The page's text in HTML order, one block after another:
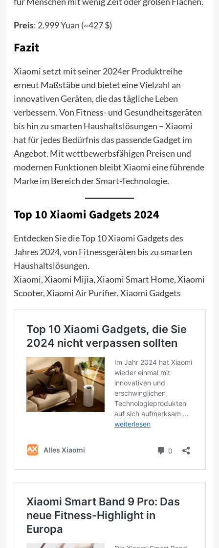
Preis: 2.999 Yuan (~427 $)
Fazit
Xiaomi setzt mit seiner 2024er Produktreihe
erneut Maßstäbe und bietet eine Vielzahl an
innovativen Geräten, die das tägliche Leben
verbessern. Von Fitness- und Gesundheitsgeräten
bis hin zu smarten Haushaltslösungen – Xiaomi
hat für jedes Bedürfnis das passende Gadget im
Angebot. Mit wettbewerbsfähigen Preisen und
modernen Funktionen bleibt Xiaomi eine führende
Marke im Bereich der Smart-Technologie.
Top 10 Xiaomi Gadgets 2024
Entdecken Sie die Top 10 Xiaomi Gadgets des
Jahres 2024, von Fitnessgeräten bis zu smarten
Haushaltslösungen.
Xiaomi, Xiaomi Mijia, Xiaomi Smart Home, Xiaomi
Scooter, Xiaomi Air Purifier, Xiaomi Gadgets